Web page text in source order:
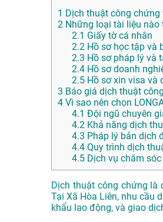
1 Dịch thuật công
2 Những loại tài liệu
2.1 Giấy tờ cá nhân
2.2 Hồ sơ học tập và
2.3 Hồ sơ pháp lý và
2.4 Hồ sơ doanh
2.5 Hồ sơ xin visa và
3 Báo giá dịch thuật
4 Vì sao nên chọn
4.1 Đội ngũ chuyên
4.2 Khả năng dịch
4.3 Pháp lý bản dịch
4.4 Quy trình dịch
4.5 Dịch vụ chăm
Dịch thuật công chứng là
Tại Xã Hòa Liên, nhu cầu
khẩu lao động, và giao